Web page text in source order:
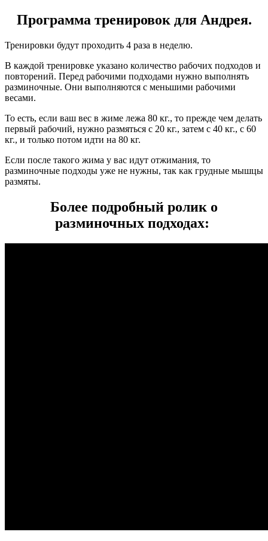
Программа тренировок для Андрея.
Тренировки будут проходить 4 раза в неделю.
В каждой тренировке указано количество рабочих подходов и
повторений. Перед рабочими подходами нужно выполнять
разминочные. Они выполняются с меньшими рабочими
весами.
То есть, если ваш вес в жиме лежа 80 кг., то прежде чем делать
первый рабочий, нужно размяться с 20 кг., затем с 40 кг., с 60
кг., и только потом идти на 80 кг.
Если после такого жима у вас идут отжимания, то
разминочные подходы уже не нужны, так как грудные мышцы
размяты.
Более подробный ролик о
разминочных подходах: